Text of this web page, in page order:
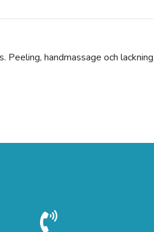
Peeling, handmassage och lackning